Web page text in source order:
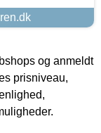
og anmeldt
prisniveau,